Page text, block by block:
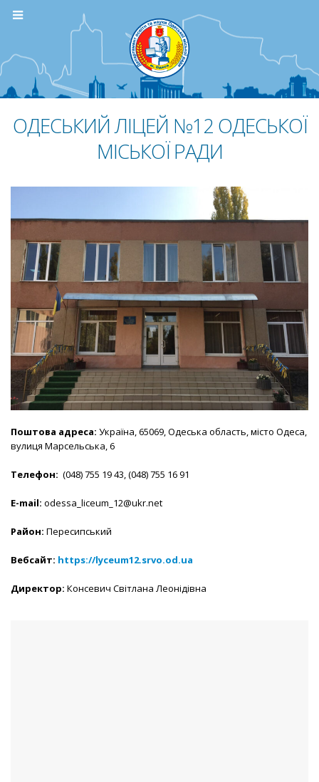
ОДЕСЬКИЙ ЛІЦЕЙ №12 ОДЕСЬКОЇ
МІСЬКОЇ РАДИ
Поштова адреса: Україна, 65069, Одеська область, місто Одеса,
вулиця Марсельська, 6
Телефон: (048) 755 19 43, (048) 755 16 91
E-mail: odessa_liceum_12@ukr.net
Район: Пересипський
Вебсайт: https://lyceum12.srvo.od.ua
Директор: Консевич Світлана Леонідівна